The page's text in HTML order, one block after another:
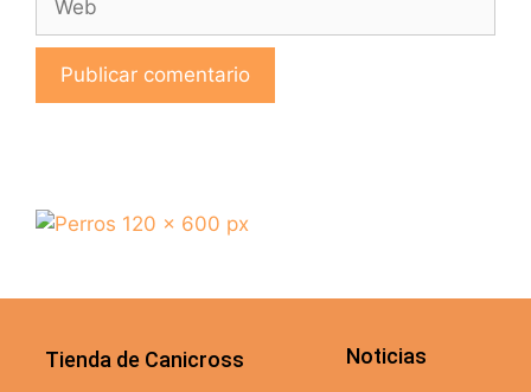
Tienda de Canicross Noticias